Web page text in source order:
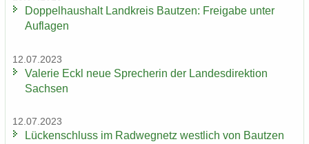
Dop­pel­haus­halt Land­kreis Baut­zen: Frei­ga­be unter
Auf­la­gen
12.07.2023
Va­le­rie Eckl neue Spre­che­rin der Lan­des­di­rek­ti­on
Sach­sen
12.07.2023
Lü­cken­schluss im Rad­weg­netz west­lich von Baut­zen